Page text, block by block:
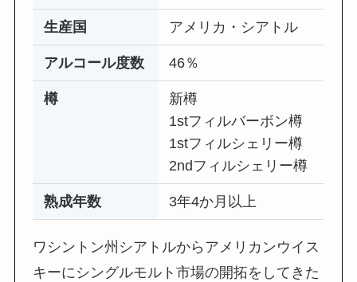
生産国 アメリカ・シアトル
アルコール度数 46％
樽
新樽
1stフィルバーボン樽
1stフィルシェリー樽
2ndフィルシェリー樽
熟成年数 3年4か月以上
ワシントン州シアトルからアメリカンウイス
キーにシングルモルト市場の開拓をしてきた